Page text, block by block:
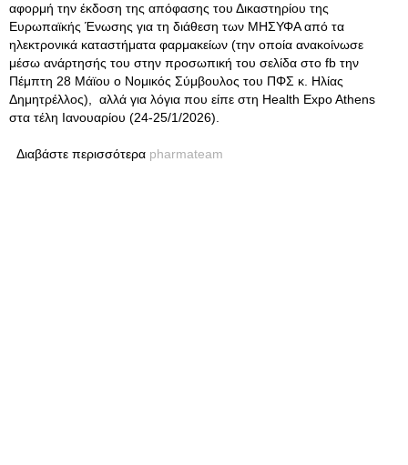
αφορμή την έκδοση της απόφασης του Δικαστηρίου της
Ευρωπαϊκής Ένωσης για τη διάθεση των ΜΗΣΥΦΑ από τα
ηλεκτρονικά καταστήματα φαρμακείων (την οποία ανακοίνωσε
μέσω ανάρτησής του στην προσωπική του σελίδα στο fb την
Πέμπτη 28 Μάϊου ο Νομικός Σύμβουλος του ΠΦΣ κ. Ηλίας
Δημητρέλλος), αλλά για λόγια που είπε στη Health Expo Athens
στα τέλη Ιανουαρίου (24-25/1/2026).
Διαβάστε περισσότερα pharmateam